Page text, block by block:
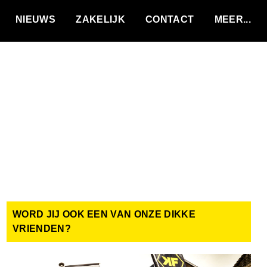
NIEUWS ZAKELIJK CONTACT
WORD JIJ OOK EEN VAN ONZE DIKKE
VRIENDEN?